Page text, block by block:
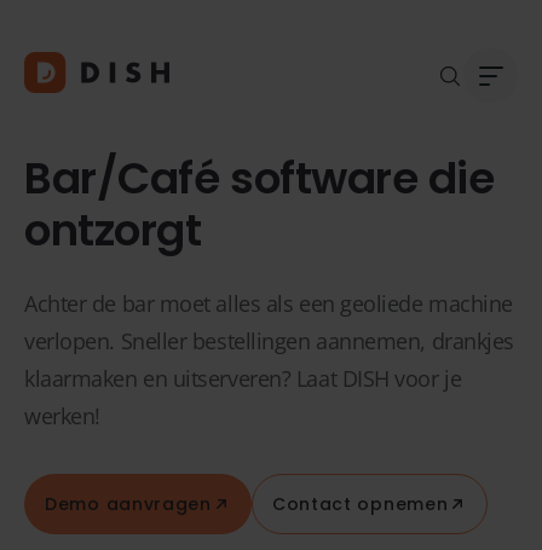
Bar/Café software die
ontzorgt
Achter de bar moet alles als een geoliede machine
verlopen. Sneller bestellingen aannemen, drankjes
klaarmaken en uitserveren? Laat DISH voor je
werken!
Demo aanvragen Contact opnemen